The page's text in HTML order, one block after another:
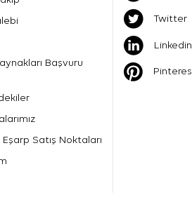
Başvuru
Satış Noktaları
Twitter
Linkedin